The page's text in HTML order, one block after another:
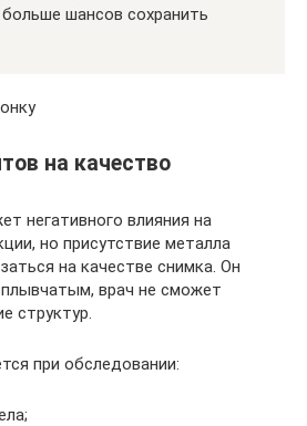
шансов сохранить
на качество
негативного влияния на
но присутствие металла
на качестве снимка. Он
врач не сможет
структур.
при обследовании: